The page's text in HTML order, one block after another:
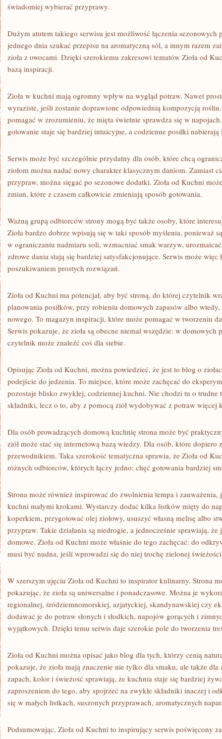
świadomiej wybierać przyprawy.
Dużym atutem takiego serwisu jest możliwość łączenia sezonowych
jednego dnia szukać przepisu na aromatyczną sól, a innym razem
zioła z owocami. Dzięki szerokiemu zakresowi tematów Zioła od
bazą inspiracji.
Zioła w kuchni mają ogromny wpływ na wygląd potraw. Nawet
wyraziste, jeśli zostanie doprawione odpowiednią kompozycją
pomagać w zrozumieniu, że mięta świetnie sprawdza się w
gotowanie staje się bardziej intuicyjne, a codzienne posiłki nabierają
Serwis może być szczególnie przydatny dla osób, które chcą
ziołom można nadać nowy charakter klasycznym daniom. Zamiast
przypraw, można sięgać po sezonowe dodatki. Zioła od Kuchni
zmian, które z czasem całkowicie zmieniają sposób gotowania.
Ważną grupą odbiorców strony mogą być także osoby, które
Zioła bardzo dobrze wpisują się w taki sposób myślenia, ponieważ
w ograniczaniu nadmiaru soli, wzmacniać smak warzyw,
zdrowe dania stają się bardziej satysfakcjonujące. Serwis może więc
poszukiwaniem prostych rozwiązań.
Zioła od Kuchni ma potencjał, aby być stroną, do której czytelnik
planowania posiłków, przy robieniu domowych zapasów albo
nowego. To magazyn inspiracji, które może pomagać w tworzeniu
Serwis pokazuje, że zioła są obecne niemal wszędzie: w
czytelnik może znaleźć coś dla siebie.
Opisując Zioła od Kuchni, można powiedzieć, że jest to blog o
podejście do jedzenia. To miejsce, które może zachęcać do
pozostaje blisko zwykłej, codziennej kuchni. Nie chodzi tu o trudne
składniki, lecz o to, aby z pomocą ziół wydobywać z potraw więcej
Dla osób prowadzących domową kuchnię strona może być
ziół może stać się internetową bazą wiedzy. Dla osób, które dopiero
przewodnikiem. Taka szerokość tematyczna sprawia, że Zioła od
różnych odbiorców, których łączy jedno: chęć gotowania bardziej
Strona może również inspirować do zwolnienia tempa i
kuchni małymi krokami. Wystarczy dodać kilka listków mięty do
koperkiem, przygotować olej ziołowy, ususzyć własną melisę albo
przypraw. Takie działania są niedrogie, a jednocześnie sprawiają, że
domowe. Zioła od Kuchni może właśnie do tego zachęcać: do
musi być nudna, jeśli wprowadzi się do niej trochę zielonej
W szerszym ujęciu Zioła od Kuchni to inspirator kulinarny. Strona
pokazując, że zioła są uniwersalne i ponadczasowe. Można je
regionalnej, śródziemnomorskiej, azjatyckiej, skandynawskiej czy
dodawać je do potraw słonych i słodkich, napojów gorących i
wyjątkowych. Dzięki temu serwis daje szerokie pole do tworzenia
Zioła od Kuchni można opisać jako blog dla tych, którzy cenią
pokazuje, że zioła mają znaczenie nie tylko dla smaku, ale także
zapach, kolor i świeżość sprawiają, że kuchnia staje się bardziej
zaproszeniem do tego, aby spojrzeć na zwykłe składniki inaczej i
się w małych listkach, suszonych przyprawach, aromatycznych
Podsumowując, Zioła od Kuchni to inspirujący serwis poświęcony